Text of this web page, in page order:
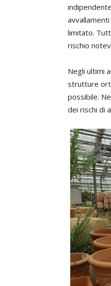
limitato.
rischio
Negli ultimi
strutture
possibile.
dei rischi di